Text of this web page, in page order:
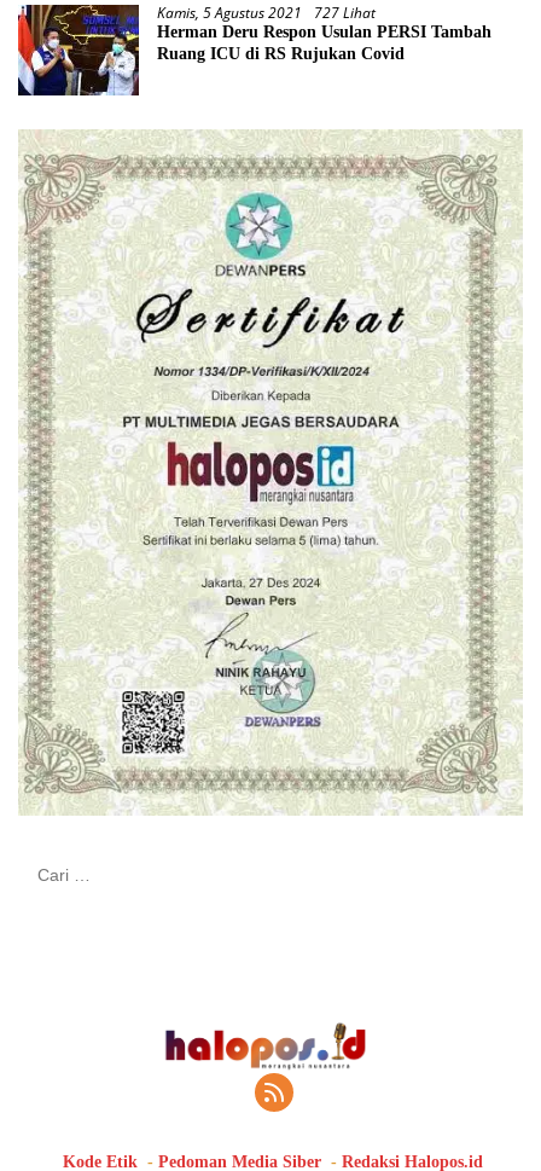
Kamis, 5 Agustus 2021 727 Lihat
Herman Deru Respon Usulan PERSI Tambah
Ruang ICU di RS Rujukan Covid
Cari
Kode Etik Pedoman Media Siber Redaksi Halopos.id